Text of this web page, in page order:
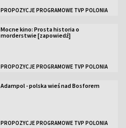
PROPOZYCJE PROGRAMOWE TVP POLONIA
Mocne kino: Prosta historia o
morderstwie [zapowiedź]
PROPOZYCJE PROGRAMOWE TVP POLONIA
Adampol - polska wieś nad Bosforem
PROPOZYCJE PROGRAMOWE TVP POLONIA